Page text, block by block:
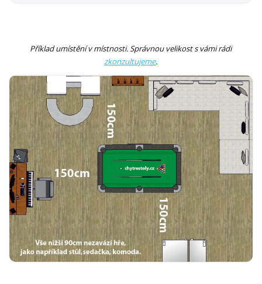
Příklad umístění v místnosti. Správnou velikost s vámi rádi
zkonzultujeme.